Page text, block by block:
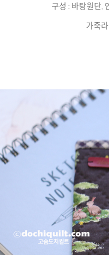
구성 : 바탕원단,
가죽